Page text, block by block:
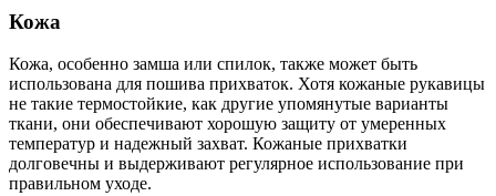
Кожа
Кожа, особенно замша или спилок, также может быть
использована для пошива прихваток. Хотя кожаные рукавицы
не такие термостойкие, как другие упомянутые варианты
ткани, они обеспечивают хорошую защиту от умеренных
температур и надежный захват. Кожаные прихватки
долговечны и выдерживают регулярное использование при
правильном уходе.